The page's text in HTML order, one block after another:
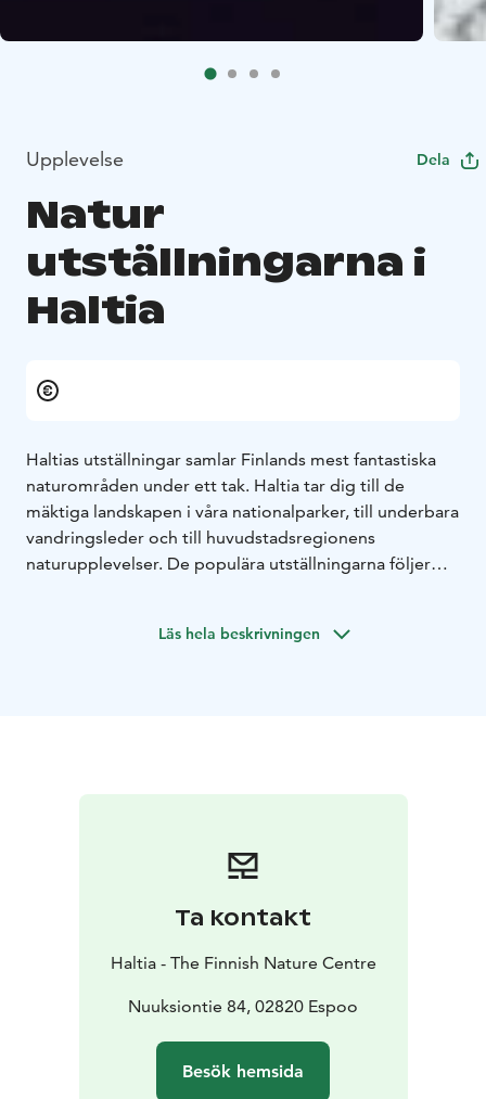
Upplevelse Dela
Natur
utställningarna i
Haltia
Haltias utställningar samlar Finlands mest fantastiska
naturområden under ett tak. Haltia tar dig till de
mäktiga landskapen i våra nationalparker, till underbara
vandringsleder och till huvudstadsregionens
naturupplevelser. De populära utställningarna följer
interaktivitet och konstverk. Upplevelsen avslutas med
Läs hela beskrivningen
Ta kontakt
Haltia - The Finnish Nature Centre
Nuuksiontie 84, 02820 Espoo
Besök hemsida